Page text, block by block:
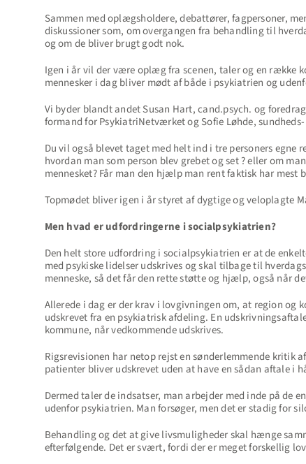
Sammen med oplægsholdere, debattører, fagpersoner,
diskussioner som, om overgangen fra behandling til
og om de bliver brugt godt nok.
Igen i år vil der være oplæg fra scenen, taler og en række
mennesker i dag bliver mødt af både i psykiatrien og
Vi byder blandt andet Susan Hart, cand.psych. og
formand for PsykiatriNetværket og Sofie Løhde,
Du vil også blevet taget med helt ind i tre personers
hvordan man som person blev grebet og set ? eller om
mennesket? Får man den hjælp man rent faktisk har mest
Topmødet bliver igen i år styret af dygtige og veloplagte
Men hvad er udfordringerne i socialpsykiatrien?
Den helt store udfordring i socialpsykiatrien er at de
med psykiske lidelser udskrives og skal tilbage til
menneske, så det får den rette støtte og hjælp, også når
Allerede i dag er der krav i lovgivningen om, at region og
udskrevet fra en psykiatrisk afdeling. En
kommune, når vedkommende udskrives.
Rigsrevisionen har netop rejst en sønderlemmende kritik
patienter bliver udskrevet uden at have en sådan aftale i
Dermed taler de indsatser, man arbejder med inde på de
udenfor psykiatrien. Man forsøger, men det er stadig for
Behandling og det at give livsmuligheder skal hænge
efterfølgende. Det er svært, fordi der er meget forskellig